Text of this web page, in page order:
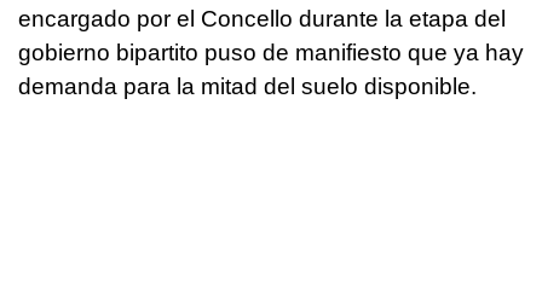
encargado por el Concello durante la etapa del
gobierno bipartito puso de manifiesto que ya hay
demanda para la mitad del suelo disponible.